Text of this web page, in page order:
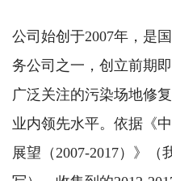
公司始创于2007年，是
务公司之一，创立前期
广泛关注的污染场地修
业内领先水平。依据《
展望（2007-2017）》